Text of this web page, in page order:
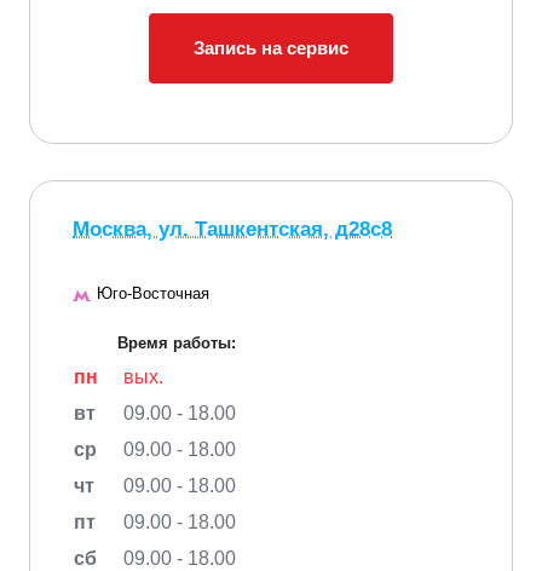
Запись на сервис
Москва, ул. Ташкентская, д28с8
Юго-Восточная
Время работы:
пн
вых.
вт
09.00 - 18.00
ср
09.00 - 18.00
чт
09.00 - 18.00
пт
09.00 - 18.00
сб
09.00 - 18.00